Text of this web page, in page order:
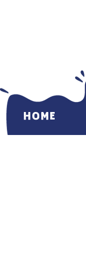
HOME